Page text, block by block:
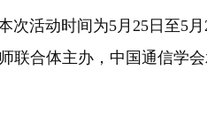
活动时间为5月25日至5月
联合体主办，中国通信学